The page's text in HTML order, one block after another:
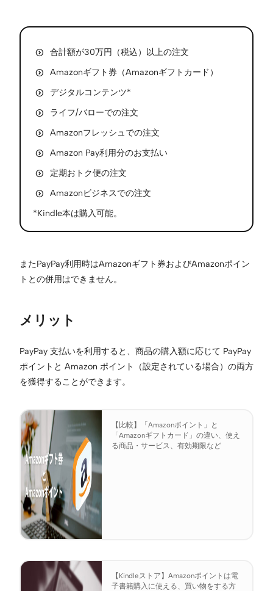
合計額が30万円（税込）以上の注文
Amazonギフト券（Amazonギフトカード）
デジタルコンテンツ*
ライフ/バローでの注文
Amazonフレッシュでの注文
Amazon Pay利用分のお支払い
定期おトク便の注文
Amazonビジネスでの注文
*Kindle本は購入可能。
またPayPay利用時はAmazonギフト券およびAmazonポイン
トとの併用はできません。
メリット
PayPay 支払いを利用すると、商品の購入額に応じて PayPay
ポイントと Amazon ポイント（設定されている場合）の両方
を獲得することができます。
【比較】「Amazonポイント」と
「Amazonギフトカード」の違い、使え
る商品・サービス、有効期限など
【Kindleストア】Amazonポイントは電
子書籍購入に使える、買い物をする方